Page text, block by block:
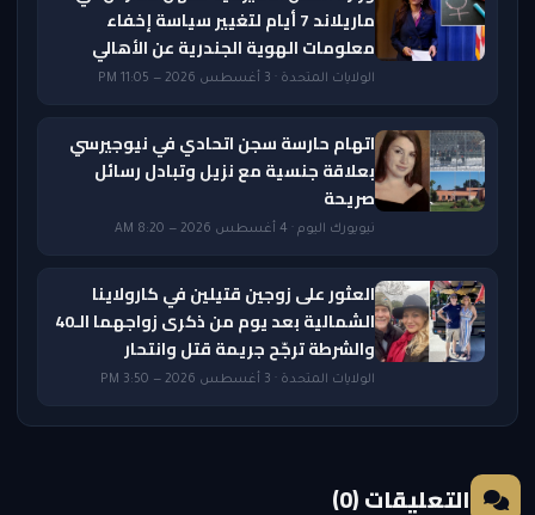
ماريلاند 7 أيام لتغيير سياسة إخفاء
معلومات الهوية الجندرية عن الأهالي
الولايات المتحدة · 3 أغسطس 2026 — 11:05 PM
اتهام حارسة سجن اتحادي في نيوجيرسي
بعلاقة جنسية مع نزيل وتبادل رسائل
صريحة
نيويورك اليوم · 4 أغسطس 2026 — 8:20 AM
العثور على زوجين قتيلين في كارولاينا
الشمالية بعد يوم من ذكرى زواجهما الـ40
والشرطة ترجّح جريمة قتل وانتحار
الولايات المتحدة · 3 أغسطس 2026 — 3:50 PM
التعليقات (0)